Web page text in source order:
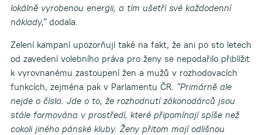
lokálně vyrobenou energii, a tím ušetří své každodenní
náklady,”dodala.
Zelení kampaní upozorňují také na fakt, že ani po sto letech
od zavedení volebního práva pro ženy se nepodařilo přiblížit
k vyrovnanému zastoupení žen a mužů v rozhodovacích
funkcích, zejména pak v Parlamentu ČR. “Primárně ale
nejde o čísla. Jde o to, že rozhodnutí zákonodárců jsou
stále formována v prostředí, které připomínají spíše než
cokoli jiného pánské kluby. Ženy přitom mají odlišnou